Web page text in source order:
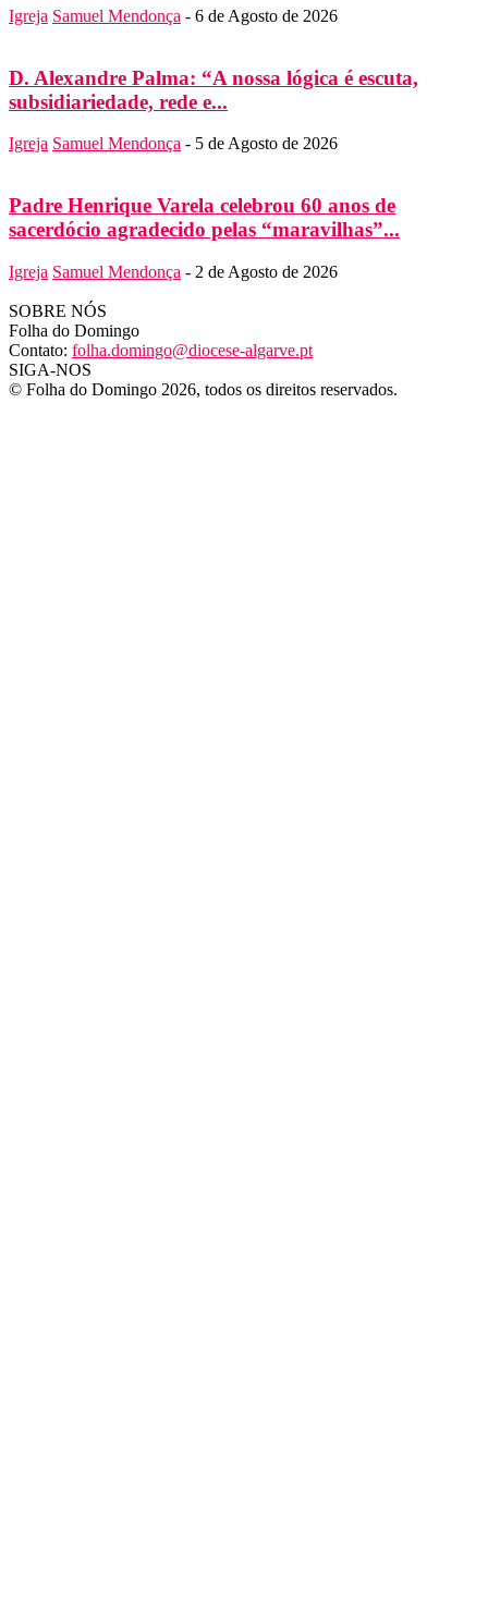
Igreja Samuel Mendonça - 6 de Agosto de 2026
D. Alexandre Palma: “A nossa lógica é escuta,
subsidiariedade, rede e...
Igreja Samuel Mendonça - 5 de Agosto de 2026
Padre Henrique Varela celebrou 60 anos de
sacerdócio agradecido pelas “maravilhas”...
Igreja Samuel Mendonça - 2 de Agosto de 2026
SOBRE NÓS
Folha do Domingo
Contato: folha.domingo@diocese-algarve.pt
SIGA-NOS
© Folha do Domingo 2026, todos os direitos reservados.